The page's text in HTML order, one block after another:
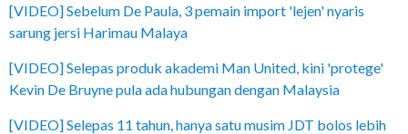
[VIDEO] Sebelum De Paula, 3 pemain import 'lejen' nyaris
sarung jersi Harimau Malaya
[VIDEO] Selepas produk akademi Man United, kini 'protege'
Kevin De Bruyne pula ada hubungan dengan Malaysia
[VIDEO] Selepas 11 tahun, hanya satu musim JDT bolos lebih